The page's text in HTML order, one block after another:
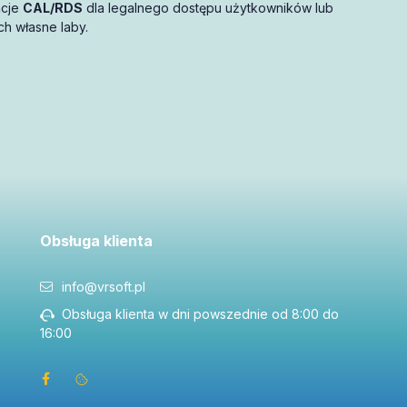
CAL/RDS dla legalnego dostępu użytkowników lub
własne laby.
Obsługa klienta
info@vrsoft.pl
Obsługa klienta w dni powszednie od 8:00 do
16:00